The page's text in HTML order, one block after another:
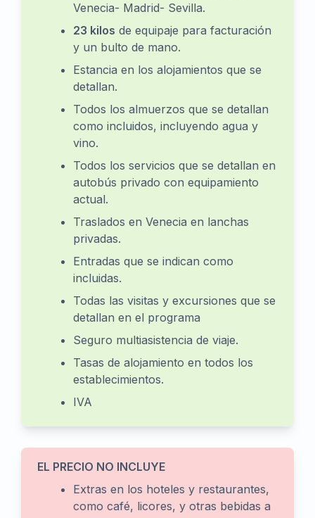
Venecia- Madrid- Sevilla.
23 kilos de equipaje para facturación
y un bulto de mano.
Estancia en los alojamientos que se
detallan.
Todos los almuerzos que se detallan
como incluidos, incluyendo agua y
vino.
Todos los servicios que se detallan en
autobús privado con equipamiento
actual.
Traslados en Venecia en lanchas
privadas.
Entradas que se indican como
incluidas.
Todas las visitas y excursiones que se
detallan en el programa
Seguro multiasistencia de viaje.
Tasas de alojamiento en todos los
establecimientos.
IVA
EL PRECIO NO INCLUYE
Extras en los hoteles y restaurantes,
como café, licores, y otras bebidas a